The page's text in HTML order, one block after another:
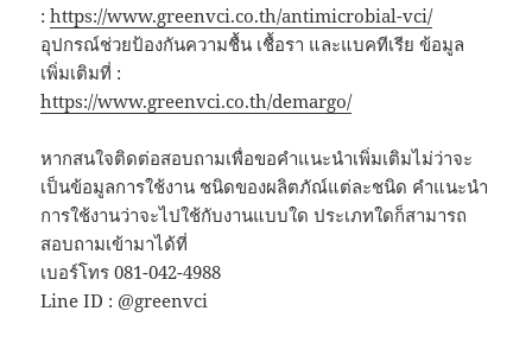
:https://www.greenvci.co.th/antimicrobial-vci/
อุปกรณ์ช่วยป้องกันความชื้น เชื้อรา และแบคทีเรีย ข้อมูล
เพิ่มเติมที่ :
https://www.greenvci.co.th/demargo/
หากสนใจติดต่อสอบถามเพื่อขอคำแนะนำเพิ่มเติมไม่ว่าจะ
เป็นข้อมูลการใช้งาน ชนิดของผลิตภัณ์แต่ละชนิด คำแนะนำ
การใช้งานว่าจะไปใช้กับงานแบบใด ประเภทใดก็สามารถ
สอบถามเข้ามาได้ที่
เบอร์โทร 081-042-4988
Line ID : @greenvci